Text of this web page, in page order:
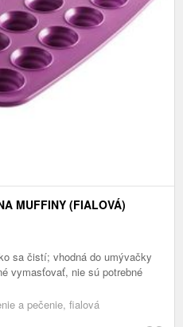
MUFFINY (FIALOVÁ)
sa čistí; vhodná do umývačky
vymasťovať, nie sú potrebné
a pečenie, fialová